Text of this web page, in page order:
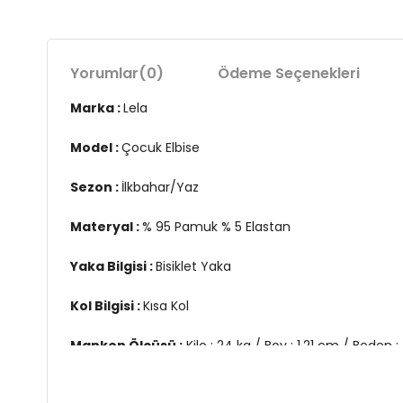
Yorumlar(0) Ödeme Seçenekleri
Marka :Lela
Model :Çocuk Elbise
Sezon : İlkbahar/Yaz
Materyal :% 95 Pamuk % 5 Elastan
Yaka Bilgisi :Bisiklet Yaka
Kol Bilgisi :Kısa Kol
Manken Ölçüsü : Kilo : 24 kg / Boy : 1.21 cm / Beden :